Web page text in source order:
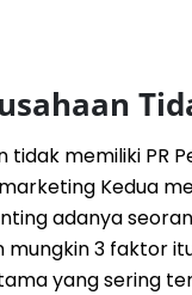
memiliki PR
Kedua
adanya
3 faktor
yang sering